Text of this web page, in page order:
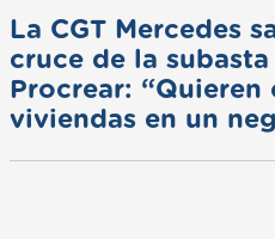
La CGT Mercedes
cruce de la subasta
Procrear:
viviendas en un